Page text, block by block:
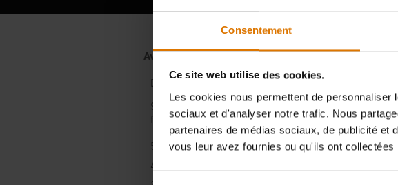
Consentement
Ce site web utilise des cookies.
Les cookies nous permettent de
sociaux et d'analyser notre trafic. Nous
partenaires de médias sociaux, de publicité et
vous leur avez fournies ou qu'ils ont
Sélection